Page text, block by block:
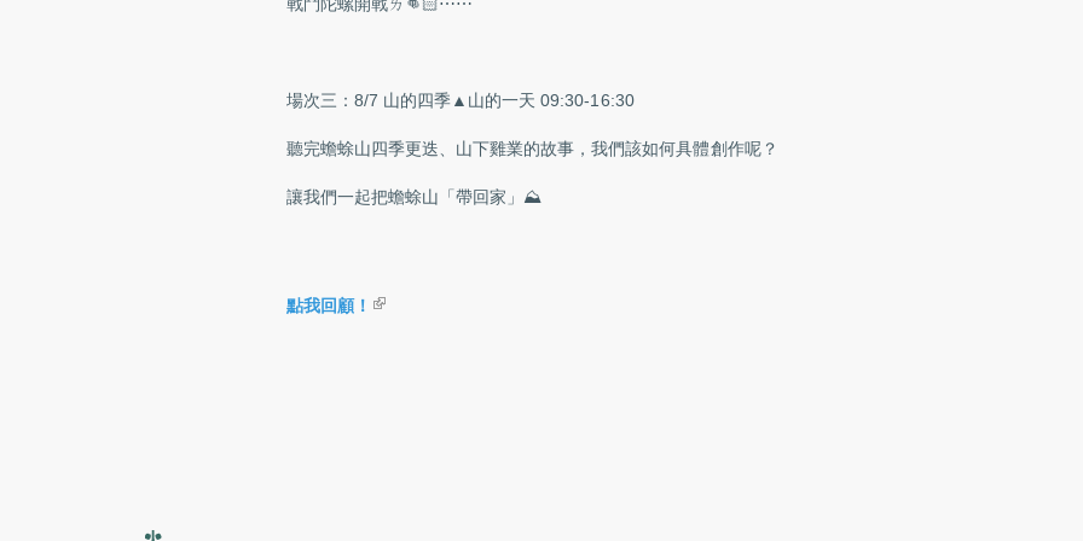
場次三：8/7 山的四季▲山的一天 09:30-16:30
聽完蟾蜍山四季更迭、山下雞業的故事，我們該如何具體創作呢？
讓我們一起把蟾蜍山「帶回家」⛰️
點我回顧！ (link is external)